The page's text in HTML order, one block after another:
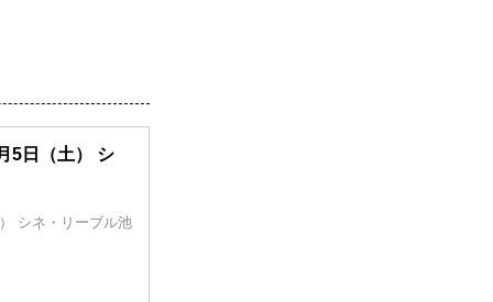
5日（土） シ
シネ・リーブル池